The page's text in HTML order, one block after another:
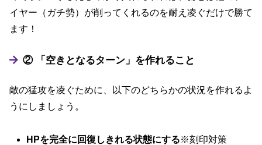
イヤー（ガチ勢）が削ってくれるのを耐え凌ぐだけで勝て
ます！
② 「空きとなるターン」を作れること
敵の猛攻を凌ぐために、以下のどちらかの状況を作れるよ
うにしましょう。
HPを完全に回復しきれる状態にする※刻印対策